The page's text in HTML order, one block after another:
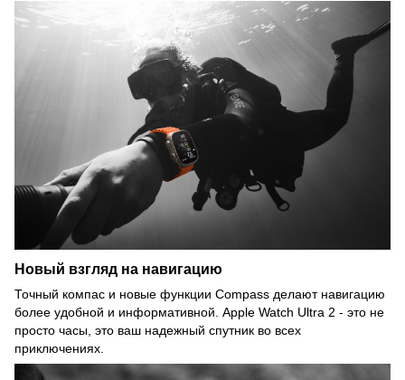
Новый взгляд на навигацию
Точный компас и новые функции Compass делают навигацию
более удобной и информативной. Apple Watch Ultra 2 - это не
просто часы, это ваш надежный спутник во всех
приключениях.